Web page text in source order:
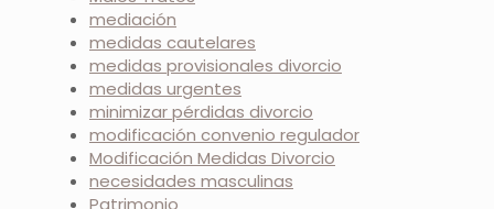
mediación
medidas cautelares
medidas provisionales divorcio
medidas urgentes
minimizar pérdidas divorcio
modificación convenio regulador
Modificación Medidas Divorcio
necesidades masculinas
Patrimonio